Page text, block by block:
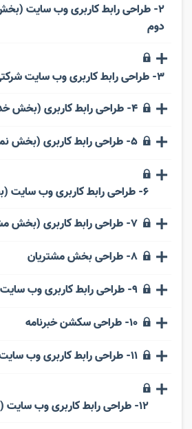
2- طراحی رابط کاربری وب سایت
دوم
3- طراحی رابط کاربری وب سایت شرکتی (بخش اسلایدر)
4- طراحی رابط کاربری (بخش خدمات)
5- طراحی رابط کاربری (بخش نمونه کارهای شرکتی)
6- طراحی رابط کاربری وب سایت (بخش نمونه کارها)
7- طراحی رابط کاربری (بخش مشتریان)
8- طراحی بخش مشتریان
9- طراحی رابط کاربری وب سایت (بخش همکاران)
10- طراحی سکشن خبرنامه
11- طراحی رابط کاربری وب سایت (بخش بلاگ)
12- طراحی رابط کاربری وب سایت (بخش ارتباط با ما)